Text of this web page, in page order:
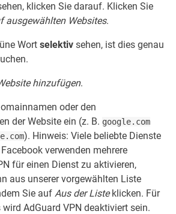
klicken Sie darauf. Klicken Sie
ausgewählten Websites.
Wort selektiv sehen, ist dies genau
hinzufügen.
oder den
der Website ein (z. B. google.com
). Hinweis: Viele beliebte Dienste
verwenden mehrere
für einen Dienst zu aktivieren,
aus unserer vorgewählten Liste
Sie auf Aus der Listeklicken. Für
wird AdGuard VPN deaktiviert sein.